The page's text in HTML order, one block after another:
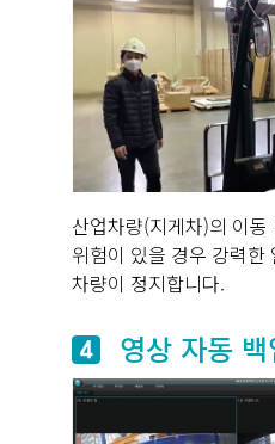
산업차량(지게차)의 이
위험이 있을 경우 강력한
차량이 정지합니다.
영상 자동